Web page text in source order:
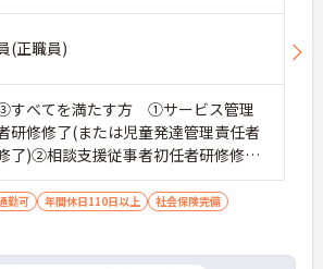
(正職員)
べてを満たす方 ①サービス管理
研修修了(または児童発達管理責任者
了)②相談支援従事者初任者研修修了
相談支援従事者実務者研修修了)③普
車運転免許(AT限定可)
勤可 年間休日110日以上
社会保険完備